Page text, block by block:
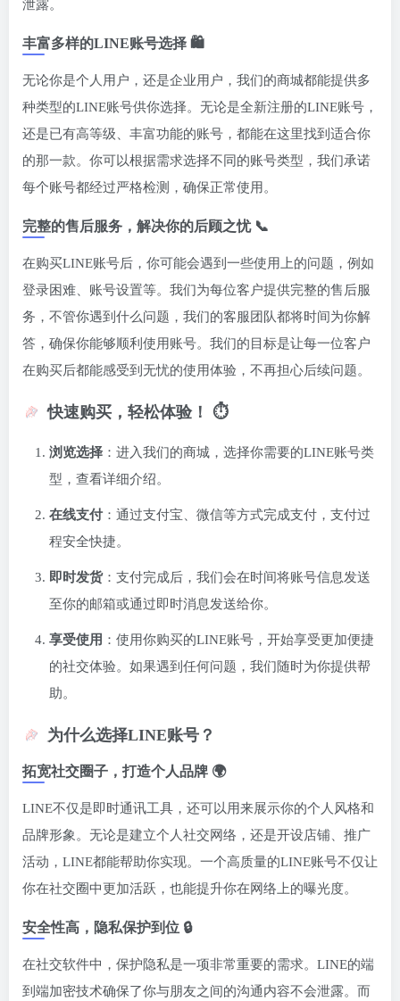
泄露。
丰富多样的LINE账号选择 🛍️
无论你是个人用户，还是企业用户，我们的商城都能提供多
种类型的LINE账号供你选择。无论是全新注册的LINE账号，
还是已有高等级、丰富功能的账号，都能在这里找到适合你
的那一款。你可以根据需求选择不同的账号类型，我们承诺
每个账号都经过严格检测，确保正常使用。
完整的售后服务，解决你的后顾之忧 📞
在购买LINE账号后，你可能会遇到一些使用上的问题，例如
登录困难、账号设置等。我们为每位客户提供完整的售后服
务，不管你遇到什么问题，我们的客服团队都将时间为你解
答，确保你能够顺利使用账号。我们的目标是让每一位客户
在购买后都能感受到无忧的使用体验，不再担心后续问题。
快速购买，轻松体验！ ⏱️
浏览选择 ：进入我们的商城，选择你需要的LINE账号类
型，查看详细介绍。
在线支付：通过支付宝、微信等方式完成支付，支付过
程安全快捷。
即时发货：支付完成后，我们会在时间将账号信息发送
至你的邮箱或通过即时消息发送给你。
享受使用 ：使用你购买的LINE账号，开始享受更加便捷
的社交体验。如果遇到任何问题，我们随时为你提供帮
助。
为什么选择LINE账号？
拓宽社交圈子，打造个人品牌 🌍
LINE不仅是即时通讯工具，还可以用来展示你的个人风格和
品牌形象。无论是建立个人社交网络，还是开设店铺、推广
活动，LINE都能帮助你实现。一个高质量的LINE账号不仅让
你在社交圈中更加活跃，也能提升你在网络上的曝光度。
安全性高，隐私保护到位 🔒
在社交软件中，保护隐私是一项非常重要的需求。LINE的端
到端加密技术确保了你与朋友之间的沟通内容不会泄露。而